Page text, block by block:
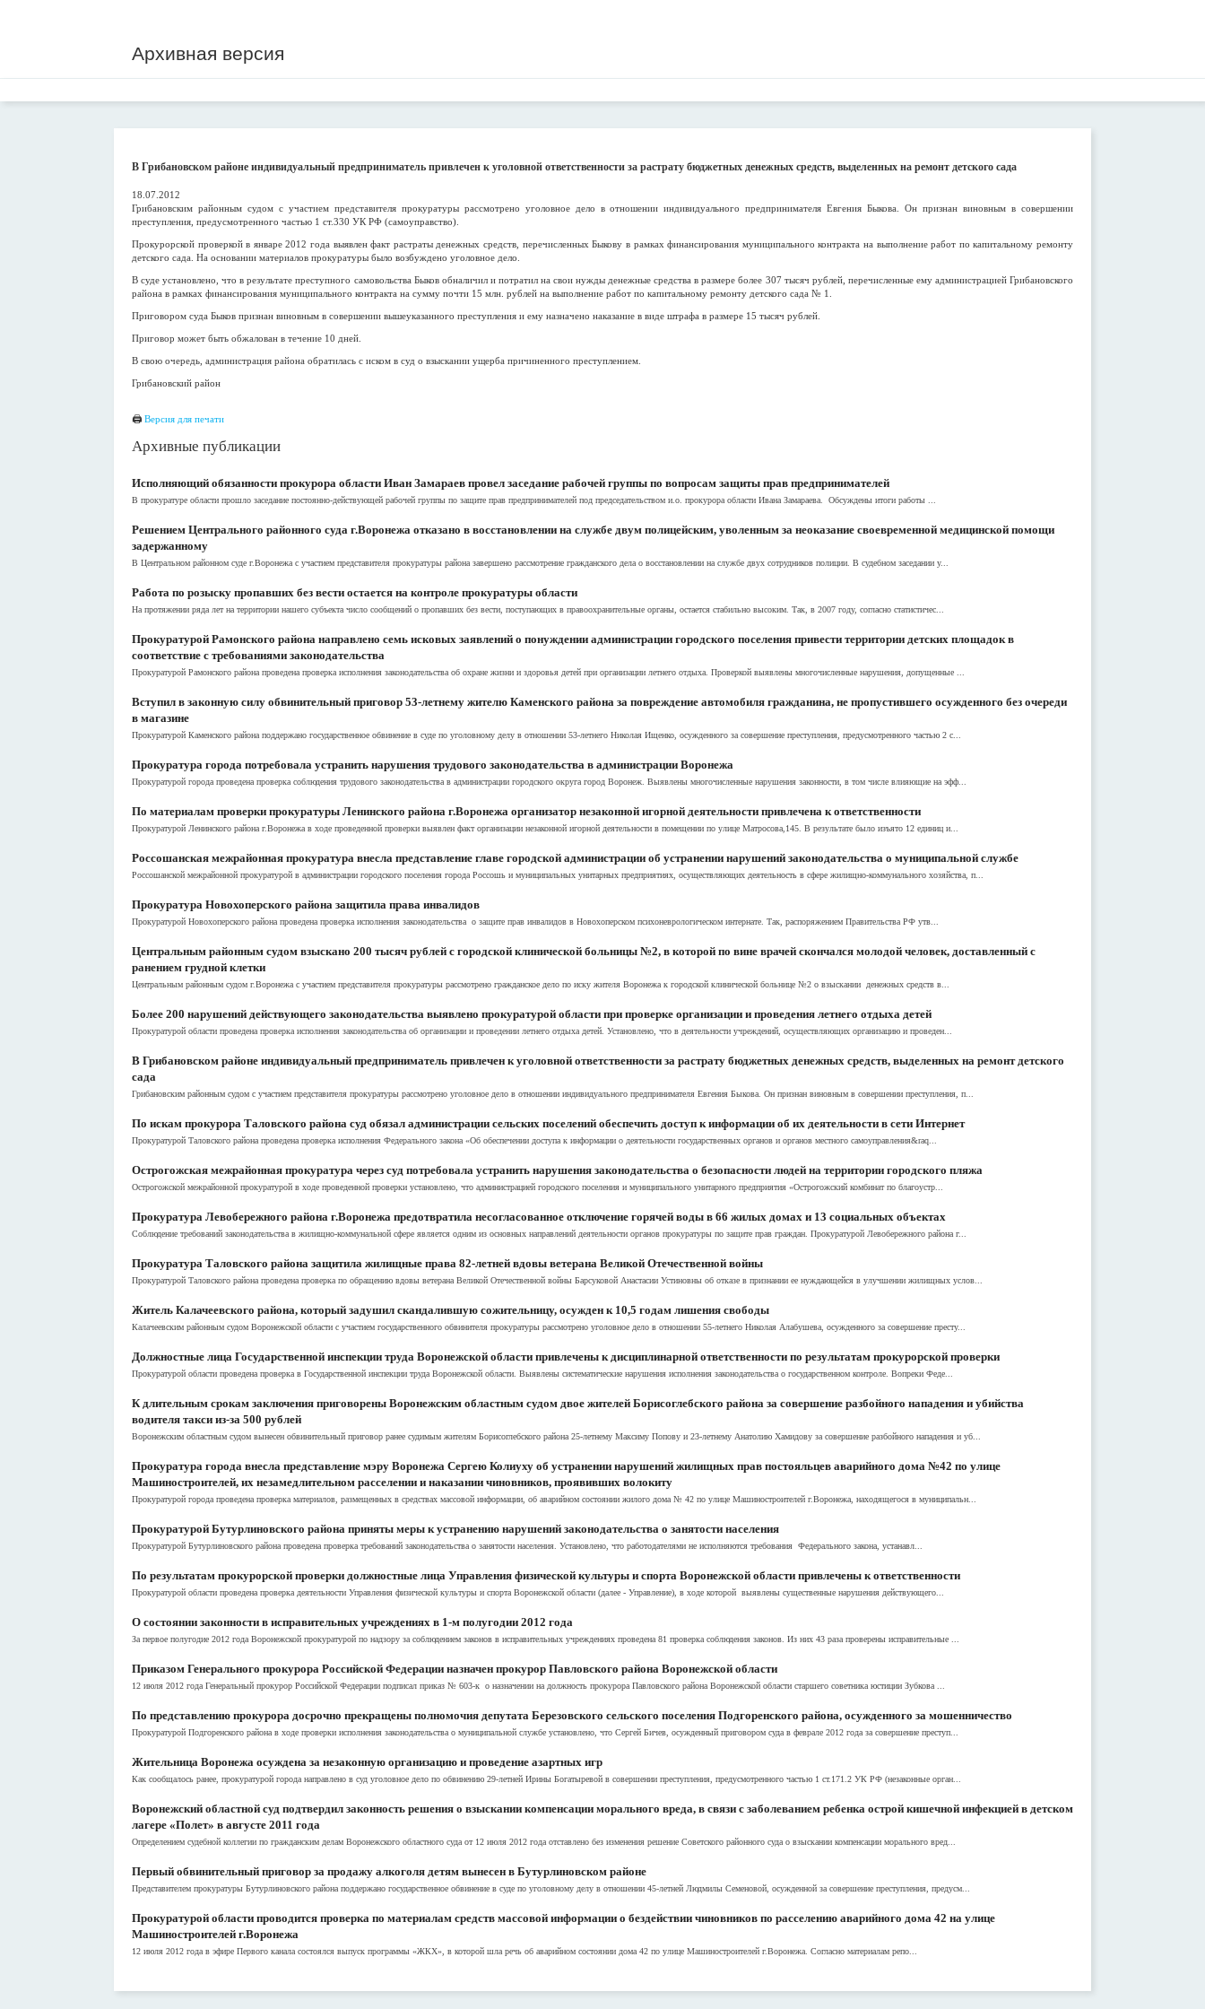
Архивная версия
В Грибановском районе индивидуальный предприниматель привлечен к уголовной ответственности за растрату бюджетных денежных средств, выделенных на ремонт детского сада
18.07.2012
Грибановским районным судом с участием представителя прокуратуры рассмотрено уголовное дело в отношении индивидуального предпринимателя Евгения Быкова. Он признан виновным в совершении
преступления, предусмотренного частью 1 ст.330 УК РФ (самоуправство).
Прокурорской проверкой в январе 2012 года выявлен факт растраты денежных средств, перечисленных Быкову в рамках финансирования муниципального контракта на выполнение работ по капитальному ремонту
детского сада. На основании материалов прокуратуры было возбуждено уголовное дело.
В суде установлено, что в результате преступного самовольства Быков обналичил и потратил на свои нужды денежные средства в размере более 307 тысяч рублей, перечисленные ему администрацией Грибановского
района в рамках финансирования муниципального контракта на сумму почти 15 млн. рублей на выполнение работ по капитальному ремонту детского сада № 1.
Приговором суда Быков признан виновным в совершении вышеуказанного преступления и ему назначено наказание в виде штрафа в размере 15 тысяч рублей.
Приговор может быть обжалован в течение 10 дней.
В свою очередь, администрация района обратилась с иском в суд о взыскании ущерба причиненного преступлением.
Грибановский район
🖨 Версия для печати
Архивные публикации
Исполняющий обязанности прокурора области Иван Замараев провел заседание рабочей группы по вопросам защиты прав предпринимателей
В прокуратуре области прошло заседание постоянно-действующей рабочей группы по защите прав предпринимателей под председательством и.о. прокурора области Ивана Замараева. Обсуждены итоги работы ...
Решением Центрального районного суда г.Воронежа отказано в восстановлении на службе двум полицейским, уволенным за неоказание своевременной медицинской помощи
задержанному
В Центральном районном суде г.Воронежа с участием представителя прокуратуры района завершено рассмотрение гражданского дела о восстановлении на службе двух сотрудников полиции. В судебном заседании у...
Работа по розыску пропавших без вести остается на контроле прокуратуры области
На протяжении ряда лет на территории нашего субъекта число сообщений о пропавших без вести, поступающих в правоохранительные органы, остается стабильно высоким. Так, в 2007 году, согласно статистичес...
Прокуратурой Рамонского района направлено семь исковых заявлений о понуждении администрации городского поселения привести территории детских площадок в
соответствие с требованиями законодательства
Прокуратурой Рамонского района проведена проверка исполнения законодательства об охране жизни и здоровья детей при организации летнего отдыха. Проверкой выявлены многочисленные нарушения, допущенные ...
Вступил в законную силу обвинительный приговор 53-летнему жителю Каменского района за повреждение автомобиля гражданина, не пропустившего осужденного без очереди
в магазине
Прокуратурой Каменского района поддержано государственное обвинение в суде по уголовному делу в отношении 53-летнего Николая Ищенко, осужденного за совершение преступления, предусмотренного частью 2 с...
Прокуратура города потребовала устранить нарушения трудового законодательства в администрации Воронежа
Прокуратурой города проведена проверка соблюдения трудового законодательства в администрации городского округа город Воронеж. Выявлены многочисленные нарушения законности, в том числе влияющие на эфф...
По материалам проверки прокуратуры Ленинского района г.Воронежа организатор незаконной игорной деятельности привлечена к ответственности
Прокуратурой Ленинского района г.Воронежа в ходе проведенной проверки выявлен факт организации незаконной игорной деятельности в помещении по улице Матросова,145. В результате было изъято 12 единиц и...
Россошанская межрайонная прокуратура внесла представление главе городской администрации об устранении нарушений законодательства о муниципальной службе
Россошанской межрайонной прокуратурой в администрации городского поселения города Россошь и муниципальных унитарных предприятиях, осуществляющих деятельность в сфере жилищно-коммунального хозяйства, п...
Прокуратура Новохоперского района защитила права инвалидов
Прокуратурой Новохоперского района проведена проверка исполнения законодательства о защите прав инвалидов в Новохоперском психоневрологическом интернате. Так, распоряжением Правительства РФ утв...
Центральным районным судом взыскано 200 тысяч рублей с городской клинической больницы №2, в которой по вине врачей скончался молодой человек, доставленный с
ранением грудной клетки
Центральным районным судом г.Воронежа с участием представителя прокуратуры рассмотрено гражданское дело по иску жителя Воронежа к городской клинической больнице №2 о взыскании денежных средств в...
Более 200 нарушений действующего законодательства выявлено прокуратурой области при проверке организации и проведения летнего отдыха детей
Прокуратурой области проведена проверка исполнения законодательства об организации и проведении летнего отдыха детей. Установлено, что в деятельности учреждений, осуществляющих организацию и проведен...
В Грибановском районе индивидуальный предприниматель привлечен к уголовной ответственности за растрату бюджетных денежных средств, выделенных на ремонт детского
сада
Грибановским районным судом с участием представителя прокуратуры рассмотрено уголовное дело в отношении индивидуального предпринимателя Евгения Быкова. Он признан виновным в совершении преступления, п...
По искам прокурора Таловского района суд обязал администрации сельских поселений обеспечить доступ к информации об их деятельности в сети Интернет
Прокуратурой Таловского района проведена проверка исполнения Федерального закона «Об обеспечении доступа к информации о деятельности государственных органов и органов местного самоуправления&raq...
Острогожская межрайонная прокуратура через суд потребовала устранить нарушения законодательства о безопасности людей на территории городского пляжа
Острогожской межрайонной прокуратурой в ходе проведенной проверки установлено, что администрацией городского поселения и муниципального унитарного предприятия «Острогожский комбинат по благоустр...
Прокуратура Левобережного района г.Воронежа предотвратила несогласованное отключение горячей воды в 66 жилых домах и 13 социальных объектах
Соблюдение требований законодательства в жилищно-коммунальной сфере является одним из основных направлений деятельности органов прокуратуры по защите прав граждан. Прокуратурой Левобережного района г...
Прокуратура Таловского района защитила жилищные права 82-летней вдовы ветерана Великой Отечественной войны
Прокуратурой Таловского района проведена проверка по обращению вдовы ветерана Великой Отечественной войны Барсуковой Анастасии Устиновны об отказе в признании ее нуждающейся в улучшении жилищных услов...
Житель Калачеевского района, который задушил скандалившую сожительницу, осужден к 10,5 годам лишения свободы
Калачеевским районным судом Воронежской области с участием государственного обвинителя прокуратуры рассмотрено уголовное дело в отношении 55-летнего Николая Алабушева, осужденного за совершение престу...
Должностные лица Государственной инспекции труда Воронежской области привлечены к дисциплинарной ответственности по результатам прокурорской проверки
Прокуратурой области проведена проверка в Государственной инспекции труда Воронежской области. Выявлены систематические нарушения исполнения законодательства о государственном контроле. Вопреки Феде...
К длительным срокам заключения приговорены Воронежским областным судом двое жителей Борисоглебского района за совершение разбойного нападения и убийства
водителя такси из-за 500 рублей
Воронежским областным судом вынесен обвинительный приговор ранее судимым жителям Борисоглебского района 25-летнему Максиму Попову и 23-летнему Анатолию Хамидову за совершение разбойного нападения и уб...
Прокуратура города внесла представление мэру Воронежа Сергею Колиуху об устранении нарушений жилищных прав постояльцев аварийного дома №42 по улице
Машиностроителей, их незамедлительном расселении и наказании чиновников, проявивших волокиту
Прокуратурой города проведена проверка материалов, размещенных в средствах массовой информации, об аварийном состоянии жилого дома № 42 по улице Машиностроителей г.Воронежа, находящегося в муниципальн...
Прокуратурой Бутурлиновского района приняты меры к устранению нарушений законодательства о занятости населения
Прокуратурой Бутурлиновского района проведена проверка требований законодательства о занятости населения. Установлено, что работодателями не исполняются требования Федерального закона, устанавл...
По результатам прокурорской проверки должностные лица Управления физической культуры и спорта Воронежской области привлечены к ответственности
Прокуратурой области проведена проверка деятельности Управления физической культуры и спорта Воронежской области (далее - Управление), в ходе которой выявлены существенные нарушения действующего...
О состоянии законности в исправительных учреждениях в 1-м полугодии 2012 года
За первое полугодие 2012 года Воронежской прокуратурой по надзору за соблюдением законов в исправительных учреждениях проведена 81 проверка соблюдения законов. Из них 43 раза проверены исправительные ...
Приказом Генерального прокурора Российской Федерации назначен прокурор Павловского района Воронежской области
12 июля 2012 года Генеральный прокурор Российской Федерации подписал приказ № 603-к о назначении на должность прокурора Павловского района Воронежской области старшего советника юстиции Зубкова ...
По представлению прокурора досрочно прекращены полномочия депутата Березовского сельского поселения Подгоренского района, осужденного за мошенничество
Прокуратурой Подгоренского района в ходе проверки исполнения законодательства о муниципальной службе установлено, что Сергей Бичев, осужденный приговором суда в феврале 2012 года за совершение преступ...
Жительница Воронежа осуждена за незаконную организацию и проведение азартных игр
Как сообщалось ранее, прокуратурой города направлено в суд уголовное дело по обвинению 29-летней Ирины Богатыревой в совершении преступления, предусмотренного частью 1 ст.171.2 УК РФ (незаконные орган...
Воронежский областной суд подтвердил законность решения о взыскании компенсации морального вреда, в связи с заболеванием ребенка острой кишечной инфекцией в детском
лагере «Полет» в августе 2011 года
Определением судебной коллегии по гражданским делам Воронежского областного суда от 12 июля 2012 года отставлено без изменения решение Советского районного суда о взыскании компенсации морального вред...
Первый обвинительный приговор за продажу алкоголя детям вынесен в Бутурлиновском районе
Представителем прокуратуры Бутурлиновского района поддержано государственное обвинение в суде по уголовному делу в отношении 45-летней Людмилы Семеновой, осужденной за совершение преступления, предусм...
Прокуратурой области проводится проверка по материалам средств массовой информации о бездействии чиновников по расселению аварийного дома 42 на улице
Машиностроителей г.Воронежа
12 июля 2012 года в эфире Первого канала состоялся выпуск программы «ЖКХ», в которой шла речь об аварийном состоянии дома 42 по улице Машиностроителей г.Воронежа. Согласно материалам репо...